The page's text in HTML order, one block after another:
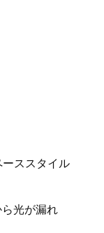
ススタイル
光が漏れ